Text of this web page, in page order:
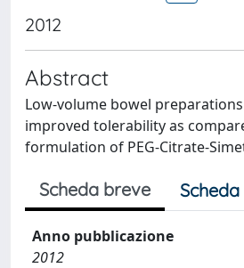
2012
Abstract
Low-volume bowel
improved tolerability as
formulation of PEG-Citrate-
Scheda breve
Anno pubblicazione
2012